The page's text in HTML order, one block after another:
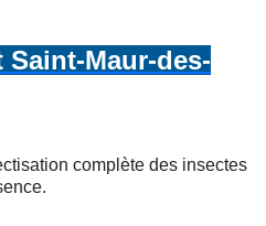
Maur-des-
complète des insectes